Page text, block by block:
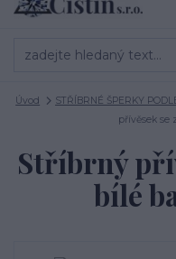
Úvod STŘÍBRNÉ ŠPERKY
přívěsek se
Stříbrný
bílé